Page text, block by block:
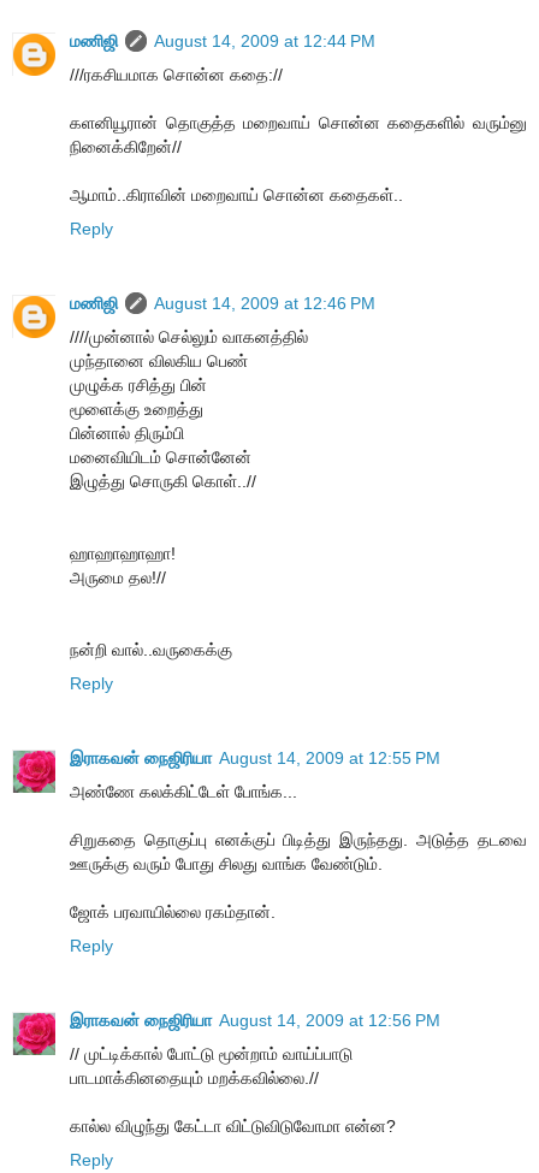
மணிஜி
August 14, 2009 at 12:44 PM
///ரகசியமாக சொன்ன கதை://
களனியூரான் தொகுத்த மறைவாய் சொன்ன கதைகளில் வரும்னு
நினைக்கிறேன்//
ஆமாம்..கிராவின் மறைவாய் சொன்ன கதைகள்..
Reply
மணிஜி
August 14, 2009 at 12:46 PM
////முன்னால் செல்லும் வாகனத்தில்
முந்தானை விலகிய பெண்
முழுக்க ரசித்து பின்
மூளைக்கு உறைத்து
பின்னால் திரும்பி
மனைவியிடம் சொன்னேன்
இழுத்து சொருகி கொள்..//
ஹாஹாஹாஹா!
அருமை தல!//
நன்றி வால்..வருகைக்கு
Reply
இராகவன் நைஜிரியா August 14, 2009 at 12:55 PM
அண்ணே கலக்கிட்டேள் போங்க...
சிறுகதை தொகுப்பு எனக்குப் பிடித்து இருந்தது. அடுத்த தடவை
ஊருக்கு வரும் போது சிலது வாங்க வேண்டும்.
ஜோக் பரவாயில்லை ரகம்தான்.
Reply
இராகவன் நைஜிரியா August 14, 2009 at 12:56 PM
// முட்டிக்கால் போட்டு மூன்றாம் வாய்ப்பாடு
பாடமாக்கினதையும் மறக்கவில்லை.//
கால்ல விழுந்து கேட்டா விட்டுவிடுவோமா என்ன?
Reply